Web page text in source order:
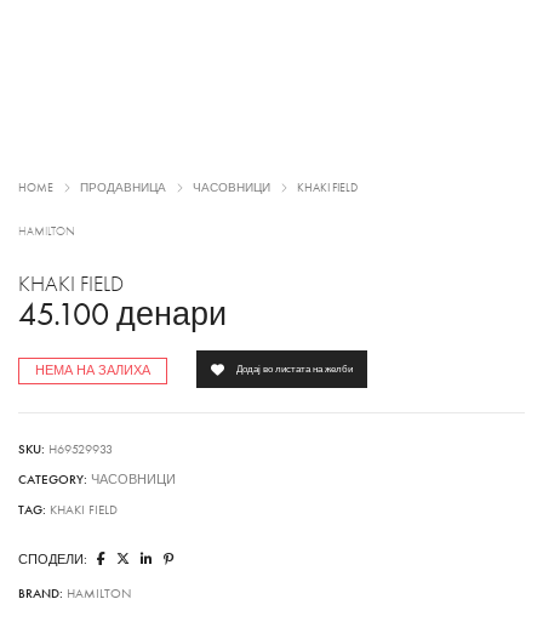
HOME ПРОДАВНИЦА ЧАСОВНИЦИ KHAKI FIELD
HAMILTON
KHAKI FIELD
45.100 денари
НЕМА НА ЗАЛИХА Додај во листата на желби
SKU: H69529933
CATEGORY: ЧАСОВНИЦИ
TAG: KHAKI FIELD
СПОДЕЛИ:
BRAND: HAMILTON